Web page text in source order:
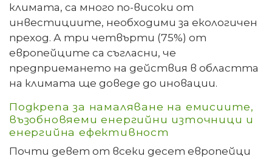
климата, са много по-високи от
инвестициите, необходими за екологичен
преход. А три четвърти (75%) от
европейците са съгласни, че
предприемането на действия в областта
на климата ще доведе до иновации.
Подкрепа за намаляване на емисиите,
възобновяеми енергийни източници и
енергийна ефективност
Почти девет от всеки десет европейци